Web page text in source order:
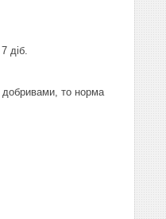
діб.
добривами, то норма